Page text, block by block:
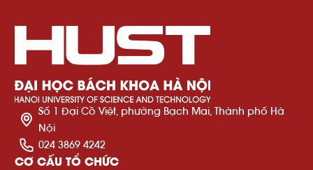
Số 1 Đại Cồ Việt, phường Bạch Mai, Thành phố Hà
Nội
024 3869 4242
CƠ CẤU TỔ CHỨC